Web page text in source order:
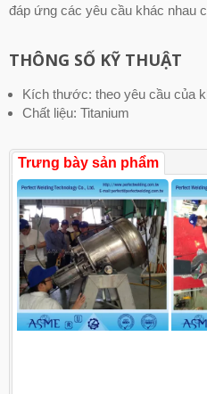
đáp ứng các yêu cầu khác nhau
THÔNG SỐ KỸ THUẬT
Kích thước: theo yêu cầu của
Chất liệu: Titanium
Trưng bày sản phẩm